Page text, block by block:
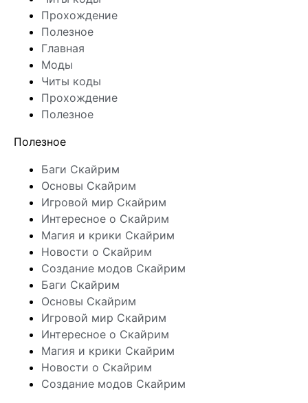
Прохождение
Полезное
Главная
Моды
Читы коды
Прохождение
Полезное
Полезное
Баги Скайрим
Основы Скайрим
Игровой мир Скайрим
Интересное о Скайрим
Магия и крики Скайрим
Новости о Скайрим
Создание модов Скайрим
Баги Скайрим
Основы Скайрим
Игровой мир Скайрим
Интересное о Скайрим
Магия и крики Скайрим
Новости о Скайрим
Создание модов Скайрим